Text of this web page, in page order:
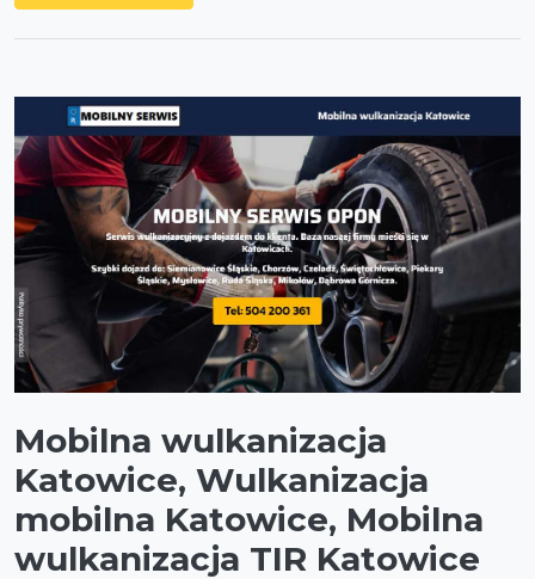
Mobilna wulkanizacja
Katowice, Wulkanizacja
mobilna Katowice, Mobilna
wulkanizacja TIR Katowice